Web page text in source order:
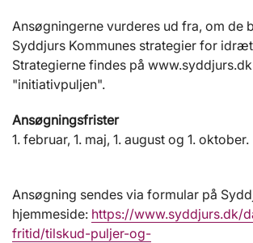
Ansøgningerne vurderes ud fra, om de
Syddjurs Kommunes strategier for
Strategierne findes på
"initiativpuljen".
Ansøgningsfrister
1. februar, 1. maj, 1. august og 1. oktober.
Ansøgning sendes via formular på
hjemmeside: https://www.syddjurs.dk/
fritid/tilskud-puljer-og-